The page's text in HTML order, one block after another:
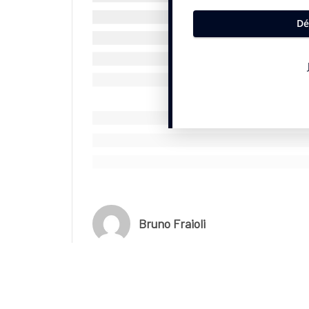
Une redevance en forte hausse
Le volet social prévoit des programmes pour
entre 12% et 18% du chiffre d’affaires, hors
Le volet environnemental, pondéré à 25%, a
Bruno Fraioli